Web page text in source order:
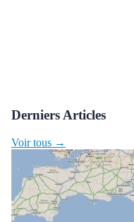
Derniers Articles
Voir tous →